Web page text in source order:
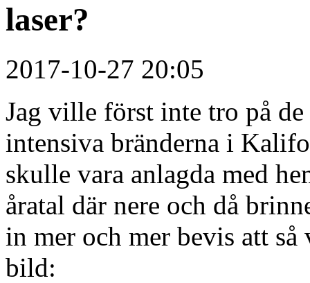
laser?
2017-10-27 20:05
Jag ville först inte tro på
intensiva bränderna i
skulle vara anlagda med
åratal där nere och då
in mer och mer bevis att
bild: